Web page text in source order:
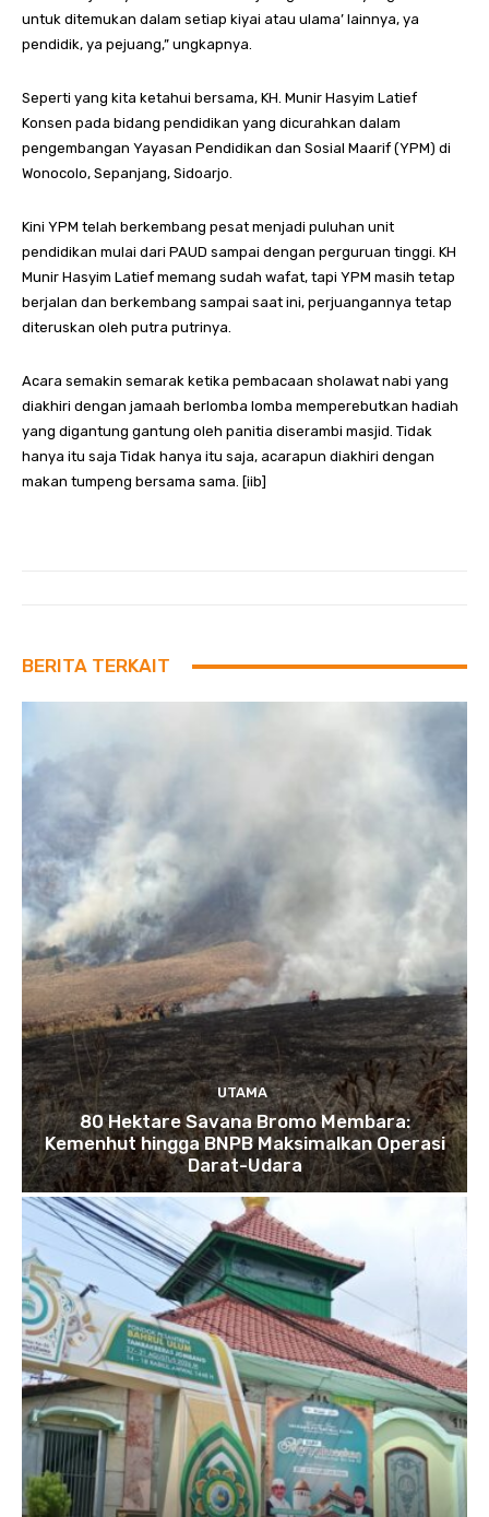
untuk ditemukan dalam setiap kiyai atau ulama’ lainnya, ya
pendidik, ya pejuang,” ungkapnya.
Seperti yang kita ketahui bersama, KH. Munir Hasyim Latief
Konsen pada bidang pendidikan yang dicurahkan dalam
pengembangan Yayasan Pendidikan dan Sosial Maarif (YPM) di
Wonocolo, Sepanjang, Sidoarjo.
Kini YPM telah berkembang pesat menjadi puluhan unit
pendidikan mulai dari PAUD sampai dengan perguruan tinggi. KH
Munir Hasyim Latief memang sudah wafat, tapi YPM masih tetap
berjalan dan berkembang sampai saat ini, perjuangannya tetap
diteruskan oleh putra putrinya.
Acara semakin semarak ketika pembacaan sholawat nabi yang
diakhiri dengan jamaah berlomba lomba memperebutkan hadiah
yang digantung gantung oleh panitia diserambi masjid. Tidak
hanya itu saja Tidak hanya itu saja, acarapun diakhiri dengan
makan tumpeng bersama sama. [iib]
BERITA TERKAIT
UTAMA
80 Hektare Savana Bromo Membara:
Kemenhut hingga BNPB Maksimalkan Operasi
Darat-Udara